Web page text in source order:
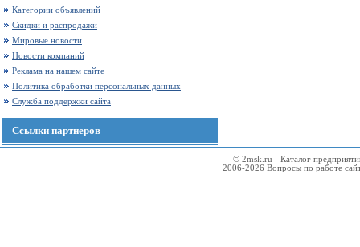
Категории объявлений
Скидки и распродажи
Мировые новости
Новости компаний
Реклама на нашем сайте
Политика обработки персональных данных
Служба поддержки сайта
Ссылки партнеров
© 2msk.ru - Каталог
2006-2026 Вопросы по работе